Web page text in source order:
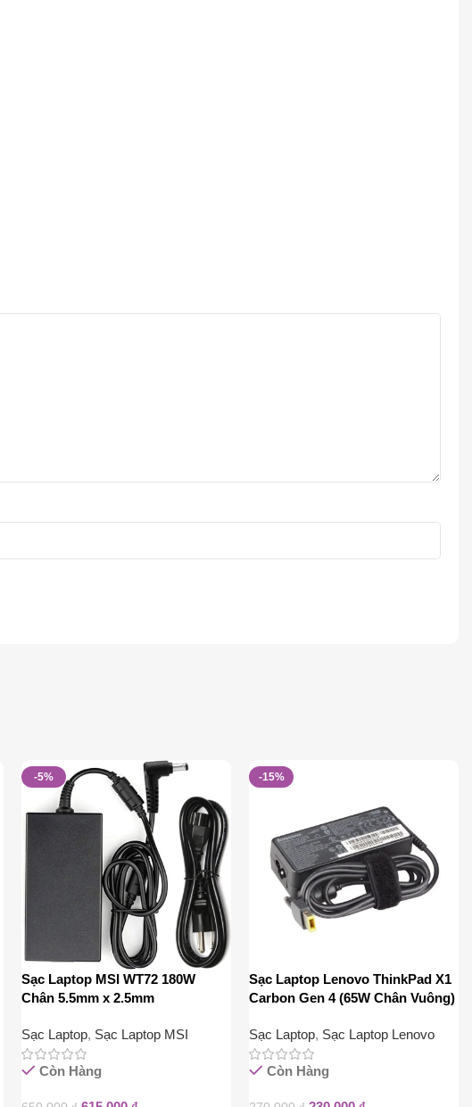
-5%
Sạc Laptop MSI WT72 180W
Chân 5.5mm x 2.5mm
Sạc Laptop, Sạc Laptop MSI
Còn Hàng
-15%
Sạc Laptop Lenovo ThinkPad X1
Carbon Gen 4 (65W Chân Vuông)
Sạc Laptop, Sạc Laptop Lenovo
Còn Hàng